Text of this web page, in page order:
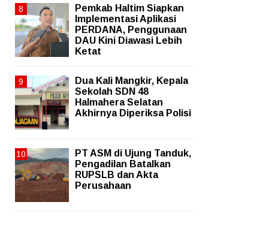
Pemkab Haltim Siapkan
Implementasi Aplikasi
PERDANA, Penggunaan
DAU Kini Diawasi Lebih
Ketat
Dua Kali Mangkir, Kepala
Sekolah SDN 48
Halmahera Selatan
Akhirnya Diperiksa Polisi
PT ASM di Ujung Tanduk,
Pengadilan Batalkan
RUPSLB dan Akta
Perusahaan